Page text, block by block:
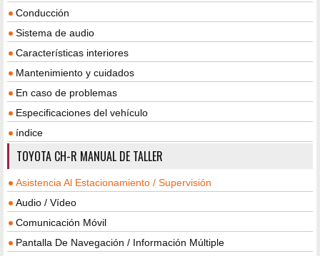
Conducción
Sistema de audio
Características interiores
Mantenimiento y cuidados
En caso de problemas
Especificaciones del vehículo
índice
TOYOTA CH-R MANUAL DE TALLER
Asistencia Al Estacionamiento / Supervisión
Audio / Vídeo
Comunicación Móvil
Pantalla De Navegación / Información Múltiple